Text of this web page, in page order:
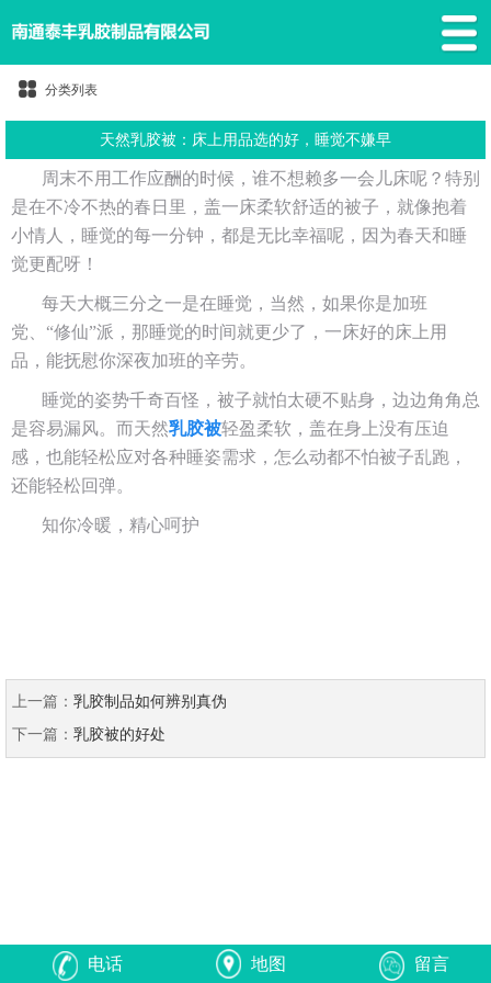
分类列表
天然乳胶被：床上用品选的好，睡觉不嫌早
周末不用工作应酬的时候，谁不想赖多一会儿床呢？特别
是在不冷不热的春日里，盖一床柔软舒适的被子，就像抱着
小情人，睡觉的每一分钟，都是无比幸福呢，因为春天和睡
觉更配呀！
每天大概三分之一是在睡觉，当然，如果你是加班
党、“修仙”派，那睡觉的时间就更少了，一床好的床上用
品，能抚慰你深夜加班的辛劳。
睡觉的姿势千奇百怪，被子就怕太硬不贴身，边边角角总
是容易漏风。而天然乳胶被轻盈柔软，盖在身上没有压迫
感，也能轻松应对各种睡姿需求，怎么动都不怕被子乱跑，
还能轻松回弹。
知你冷暖，精心呵护
上一篇： 乳胶制品如何辨别真伪
下一篇： 乳胶被的好处
电话 地图 留言